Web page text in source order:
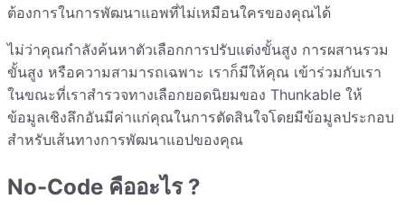
ต้องการในการพัฒนาแอพที่ไม่เหมือนใครของคุณได้
ไม่ว่าคุณกำลังค้นหาตัวเลือกการปรับแต่งขั้นสูง การผสานรวม
ขั้นสูง หรือความสามารถเฉพาะ เราก็มีให้คุณ เข้าร่วมกับเรา
ในขณะที่เราสำรวจทางเลือกยอดนิยมของ Thunkable ให้
ข้อมูลเชิงลึกอันมีค่าแก่คุณในการตัดสินใจโดยมีข้อมูลประกอบ
สำหรับเส้นทางการพัฒนาแอปของคุณ
No-Code คืออะไร ?